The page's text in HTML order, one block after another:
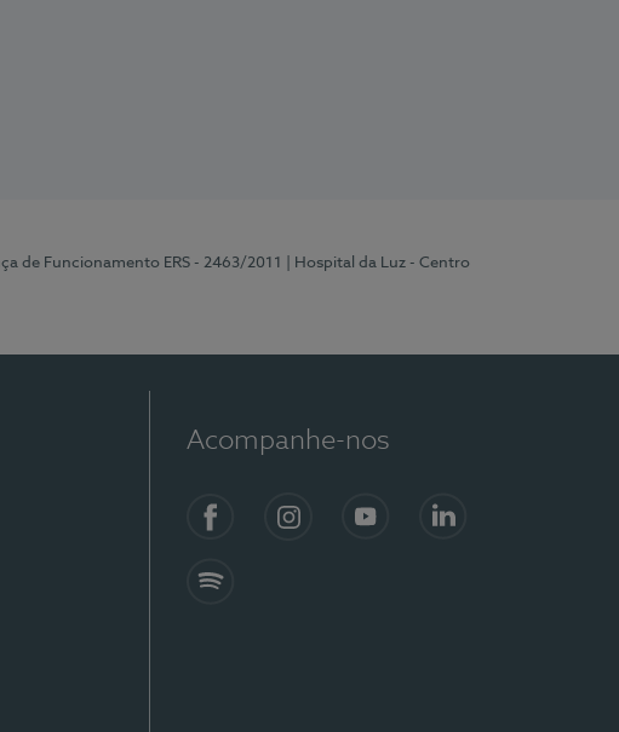
de Funcionamento ERS - 2463/2011
| Hospital da Luz - Centro
Acompanhe-nos